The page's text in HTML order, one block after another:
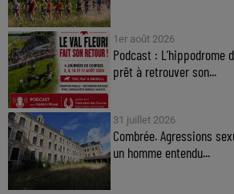
1er août 2026
Podcast : L’hippodrome
prêt à retrouver son...
31 juillet 2026
Combrée. Agressions
un homme entendu...